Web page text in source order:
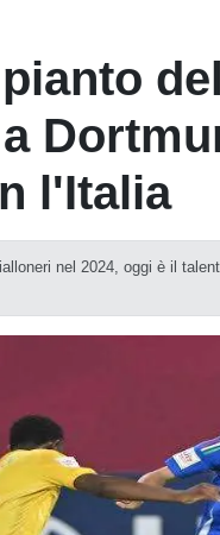
l'Italia
nel 2024, oggi è il